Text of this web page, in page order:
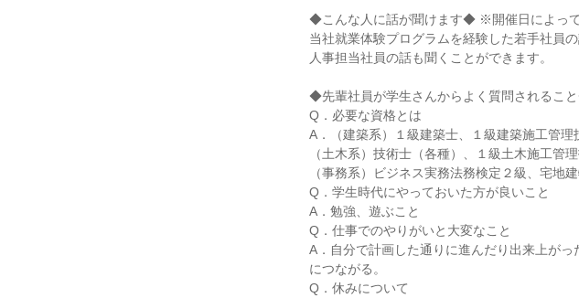
◆こんな人に話が聞けます◆ ※開催日によっ
当社就業体験プログラムを経験した若手社員
人事担当社員の話も聞くことができます。
◆先輩社員が学生さんからよく質問されるこ
Q．必要な資格とは
A．（建築系）１級建築士、１級建築施工管理
（土木系）技術士（各種）、１級土木施工管
（事務系）ビジネス実務法務検定２級、宅地
Q．学生時代にやっておいた方が良いこと
A．勉強、遊ぶこと
Q．仕事でのやりがいと大変なこと
A．自分で計画した通りに進んだり出来上が
につながる。
Q．休みについて